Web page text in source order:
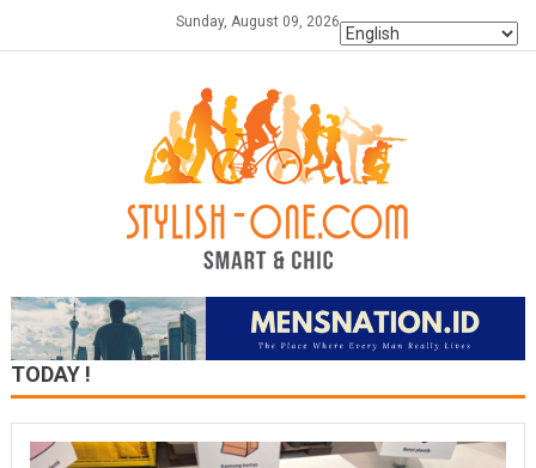
Sunday, August 09, 2026
TODAY !